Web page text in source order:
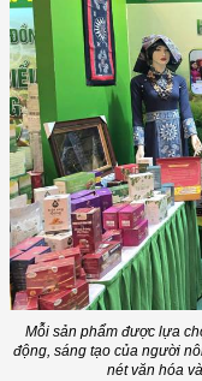
Mỗi sản phẩm được lựa
động, sáng tạo của người
nét văn hóa